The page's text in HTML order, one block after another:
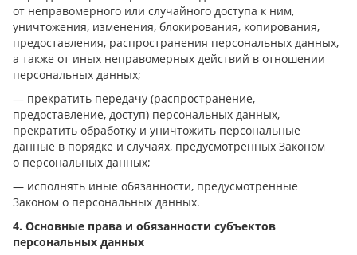
от неправомерного или случайного доступа к ним,
уничтожения, изменения, блокирования, копирования,
предоставления, распространения персональных данных,
а также от иных неправомерных действий в отношении
персональных данных;
— прекратить передачу (распространение,
предоставление, доступ) персональных данных,
прекратить обработку и уничтожить персональные
данные в порядке и случаях, предусмотренных Законом
о персональных данных;
— исполнять иные обязанности, предусмотренные
Законом о персональных данных.
4. Основные права и обязанности субъектов
персональных данных